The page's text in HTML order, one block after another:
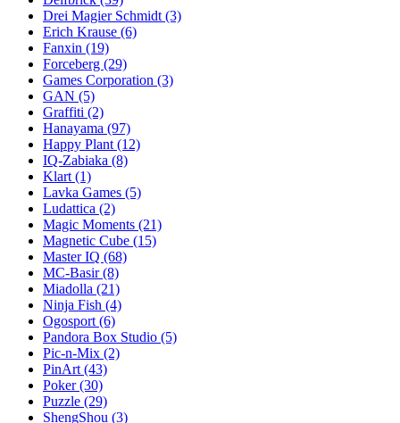
Drei Magier Schmidt (3)
Erich Krause (6)
Fanxin (19)
Forceberg (29)
Games Corporation (3)
GAN (5)
Graffiti (2)
Hanayama (97)
Happy Plant (12)
IQ-Zabiaka (8)
Klart (1)
Lavka Games (5)
Ludattica (2)
Magic Moments (21)
Magnetic Cube (15)
Master IQ (68)
MC-Basir(8)
Miadolla (21)
Ninja Fish (4)
Ogosport (6)
Pandora Box Studio (5)
Pic-n-Mix (2)
PinArt (43)
Poker(30)
Puzzle (29)
ShengShou (3)